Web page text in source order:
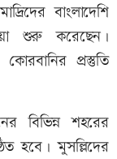
বাংলাদেশি
শুরু করেছেন।
প্রস্তুতি
বিভিন্ন শহরের
হবে। মুসল্লিদের